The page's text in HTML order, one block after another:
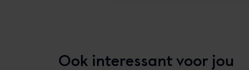
Ook interessant voor jou